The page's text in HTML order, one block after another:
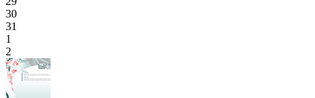
30
31
1
2